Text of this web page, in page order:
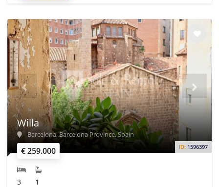
€ 259.000 ID: 1596397
Willa
Barcelona, Barcelona Province, Spain
3 1